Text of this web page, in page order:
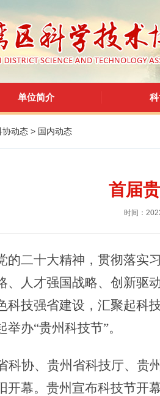
单位简介
协动态 > 国内动态
首届
时间：
的二十大精神，贯彻落实
、人才强国战略、创新驱
科技强省建设，汇聚起科
办“贵州科技节”。
科协、贵州省科技厅、贵
开幕。贵州宣布科技节开